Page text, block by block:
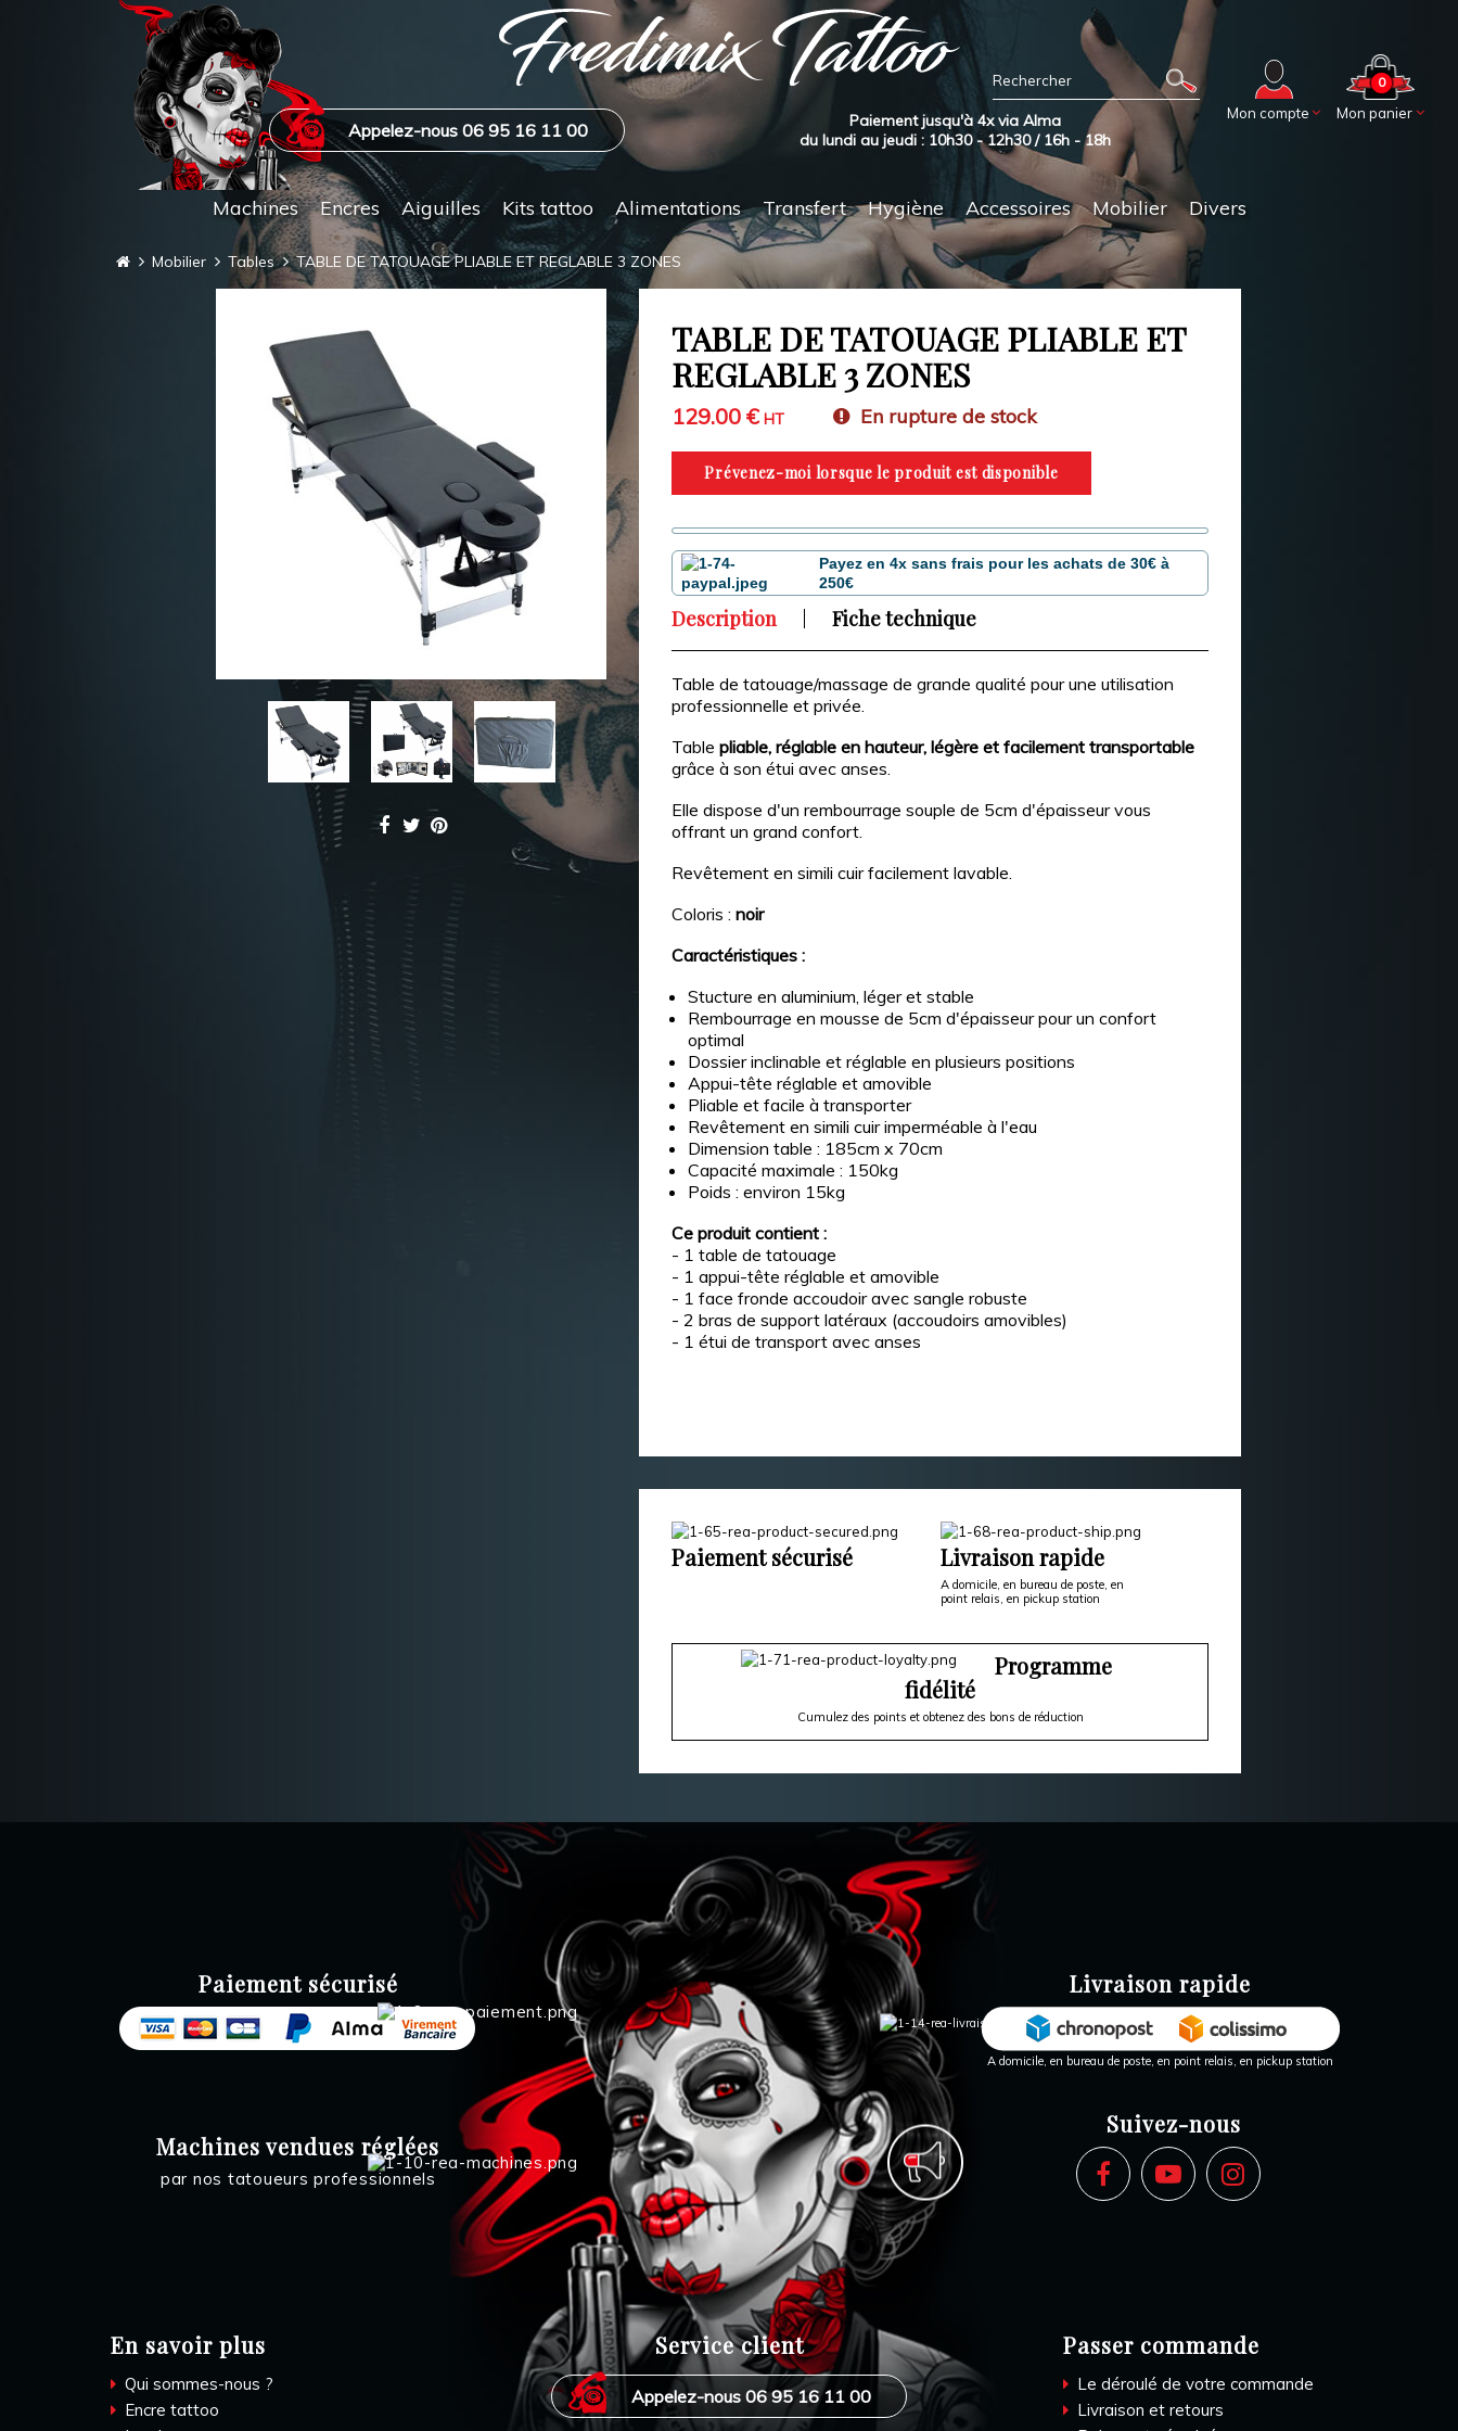
Mon panier
0
Mon compte
Appelez-nous 06 95 16 11 00
Paiement jusqu'à 4x via Alma
du lundi au jeudi : 10h30 - 12h30 / 16h - 18h
Machines Encres Aiguilles Kits tattoo Alimentations Transfert Hygiène Accessoires Mobilier Divers
Mobilier Tables TABLE DE TATOUAGE PLIABLE ET REGLABLE 3 ZONES
TABLE DE TATOUAGE PLIABLE ET
REGLABLE 3 ZONES
129.00 €HT En rupture de stock
Prévenez-moi lorsque le produit est disponible
Payez en 4x sans frais pour les achats de 30€ à
250€
Description Fiche technique
Table de tatouage/massagede grande qualité pour une utilisation
professionnelle et privée.
Tablepliable, réglable en hauteur, légère et facilement transportable
grâce à son étui avec anses.
Elle dispose d'un rembourrage souple de 5cm d'épaisseur vous
offrant un grand confort.
Revêtement en simili cuir facilement lavable.
Coloris :noir
Caractéristiques :
Stucture en aluminium, léger et stable
Rembourrage en mousse de 5cm d'épaisseur pour un confort
optimal
Dossier inclinable et réglable en plusieurs positions
Appui-tête réglable et amovible
Pliable et facile à transporter
Revêtement en simili cuir imperméable à l'eau
Dimension table : 185cm x 70cm
Capacité maximale : 150kg
Poids : environ 15kg
Ce produit contient :
- 1 table de tatouage
- 1 appui-tête réglable et amovible
- 1 face fronde accoudoir avec sangle robuste
- 2 bras de support latéraux (accoudoirs amovibles)
- 1 étui de transport avec anses
Paiement sécurisé Livraison rapide
A domicile, en bureau de poste, en
point relais, en pickup station
Programme
fidélité
Cumulez des points et obtenez des bons de réduction
Paiement sécurisé
Machines vendues réglées
par nos tatoueurs professionnels
Livraison rapide
A domicile, en bureau de poste, en point relais, en pickup station
Suivez-nous
En savoir plus
Qui sommes-nous ?
Encre tattoo
Service client
Appelez-nous 06 95 16 11 00
Passer commande
Le déroulé de votre commande
Livraison et retours